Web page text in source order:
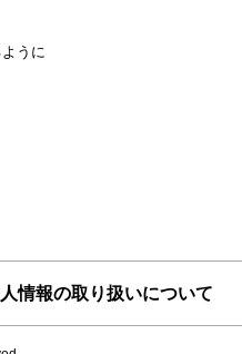
うに
情報の取り扱いについて